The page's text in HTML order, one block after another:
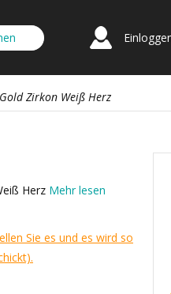
Zirkon Weiß Herz
Herz Mehr lesen
Sie es und es wird so